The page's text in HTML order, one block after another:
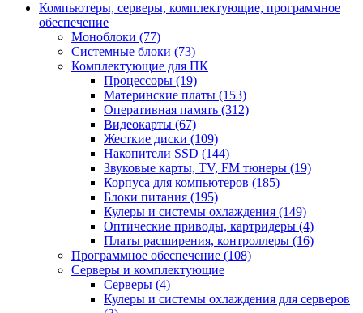
Компьютеры, серверы, комплектующие, программное
обеспечение
Моноблоки (77)
Системные блоки (73)
Комплектующие для ПК
Процессоры (19)
Материнские платы (153)
Оперативная память (312)
Видеокарты (67)
Жесткие диски (109)
Накопители SSD (144)
Звуковые карты, TV, FM тюнеры (19)
Корпуса для компьютеров (185)
Блоки питания (195)
Кулеры и системы охлаждения (149)
Оптические приводы, картридеры (4)
Платы расширения, контроллеры (16)
Программное обеспечение (108)
Серверы и комплектующие
Серверы (4)
Кулеры и системы охлаждения для серверов